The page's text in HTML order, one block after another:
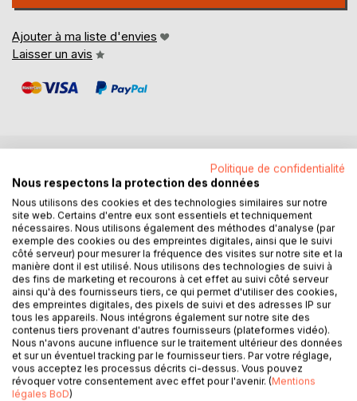
Ajouter à ma liste d'envies
Laisser un avis
DESCRIPTION
Trois êtres qui se sont aimés jusqu'au bout.
Fanchette Florangis perd son père à l'âge de quinze ans.
Persécutée par son tuteur, M. Apatéon, elle s'échappe et
trouve refuge chez une marchande de mode dont la fille,
Agathe, est extrêmement attentionnée pour elle.
Agathe, elle, depuis son retour du couvent ne cesse de se
rebeller contre l'autorité de sa mère, se déguise parfois en
garçon pour sortir le soir dans le petit port du Havre où elle
rencontre le jeune Lussanville, l'invite à danser malgré sa
condition de femme et une passion naît entre eux.
Revenu d'Amérique où il sort d'une déception amoureuse,
Politique de confidentialité
Nous respectons la protection des données
Nous utilisons des cookies et des technologies similaires sur notre
site web. Certains d'entre eux sont essentiels et techniquement
nécessaires. Nous utilisons également des méthodes d'analyse (par
exemple des cookies ou des empreintes digitales, ainsi que le suivi
côté serveur) pour mesurer la fréquence des visites sur notre site et la
manière dont il est utilisé. Nous utilisons des technologies de suivi à
des fins de marketing et recourons à cet effet au suivi côté serveur
ainsi qu'à des fournisseurs tiers, ce qui permet d'utiliser des cookies,
des empreintes digitales, des pixels de suivi et des adresses IP sur
tous les appareils. Nous intégrons également sur notre site des
contenus tiers provenant d'autres fournisseurs (plateformes vidéo).
Nous n'avons aucune influence sur le traitement ultérieur des données
et sur un éventuel tracking par le fournisseur tiers. Par votre réglage,
vous acceptez les processus décrits ci-dessus. Vous pouvez
révoquer votre consentement avec effet pour l'avenir. (Mentions
légales BoD)